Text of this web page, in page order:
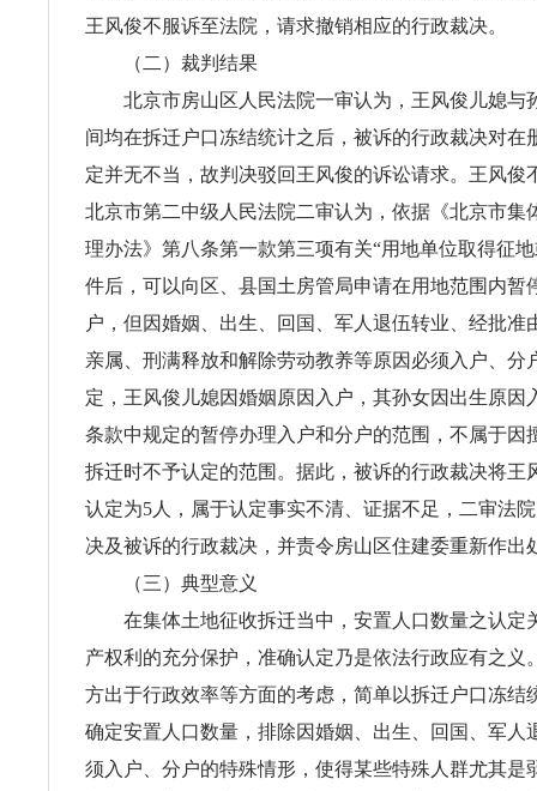
王风俊不服诉至法院，请求撤销相应的行政裁决。
（二）裁判结果
北京市房山区人民法院一审认为，王风俊儿媳与
间均在拆迁户口冻结统计之后，被诉的行政裁决对在
定并无不当，故判决驳回王风俊的诉讼请求。王风俊
北京市第二中级人民法院二审认为，依据《北京市集
理办法》第八条第一款第三项有关“用地单位取得征
件后，可以向区、县国土房管局申请在用地范围内暂
户，但因婚姻、出生、回国、军人退伍转业、经批准
亲属、刑满释放和解除劳动教养等原因必须入户、分
定，王风俊儿媳因婚姻原因入户，其孙女因出生原因
条款中规定的暂停办理入户和分户的范围，不属于因
拆迁时不予认定的范围。据此，被诉的行政裁决将王
认定为5人，属于认定事实不清、证据不足，二审法
决及被诉的行政裁决，并责令房山区住建委重新作出
（三）典型意义
在集体土地征收拆迁当中，安置人口数量之认定
产权利的充分保护，准确认定乃是依法行政应有之义
方出于行政效率等方面的考虑，简单以拆迁户口冻结
确定安置人口数量，排除因婚姻、出生、回国、军人
须入户、分户的特殊情形，使得某些特殊人群尤其是